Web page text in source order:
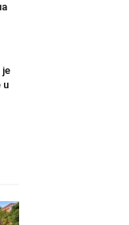
je
u